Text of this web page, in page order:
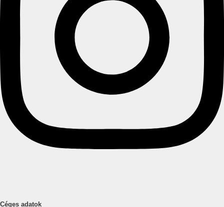
Céges adatok